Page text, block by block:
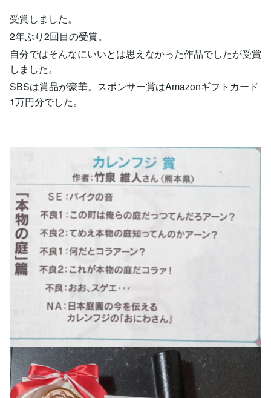
受賞しました。
2年ぶり2回目の受賞。
自分ではそんなにいいとは思えなかった作品でしたが受賞
しました。
SBSは賞品が豪華。スポンサー賞はAmazonギフトカード
1万円分でした。